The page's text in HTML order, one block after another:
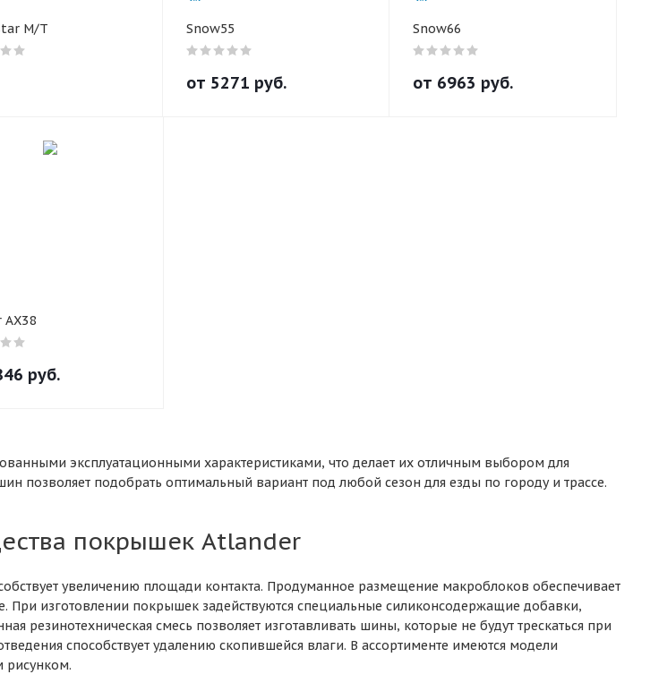
M/T Snow55
от 5271 руб.
Snow66
от 6963 руб.
руб.
эксплуатационными характеристиками, что делает их отличным выбором для
позволяет подобрать оптимальный вариант под любой сезон для езды по городу и трассе.
покрышек Atlander
увеличению площади контакта. Продуманное размещение макроблоков обеспечивает
При изготовлении покрышек задействуются специальные силиконсодержащие добавки,
резинотехническая смесь позволяет изготавливать шины, которые не будут трескаться при
способствует удалению скопившейся влаги. В ассортименте имеются модели
рисунком.